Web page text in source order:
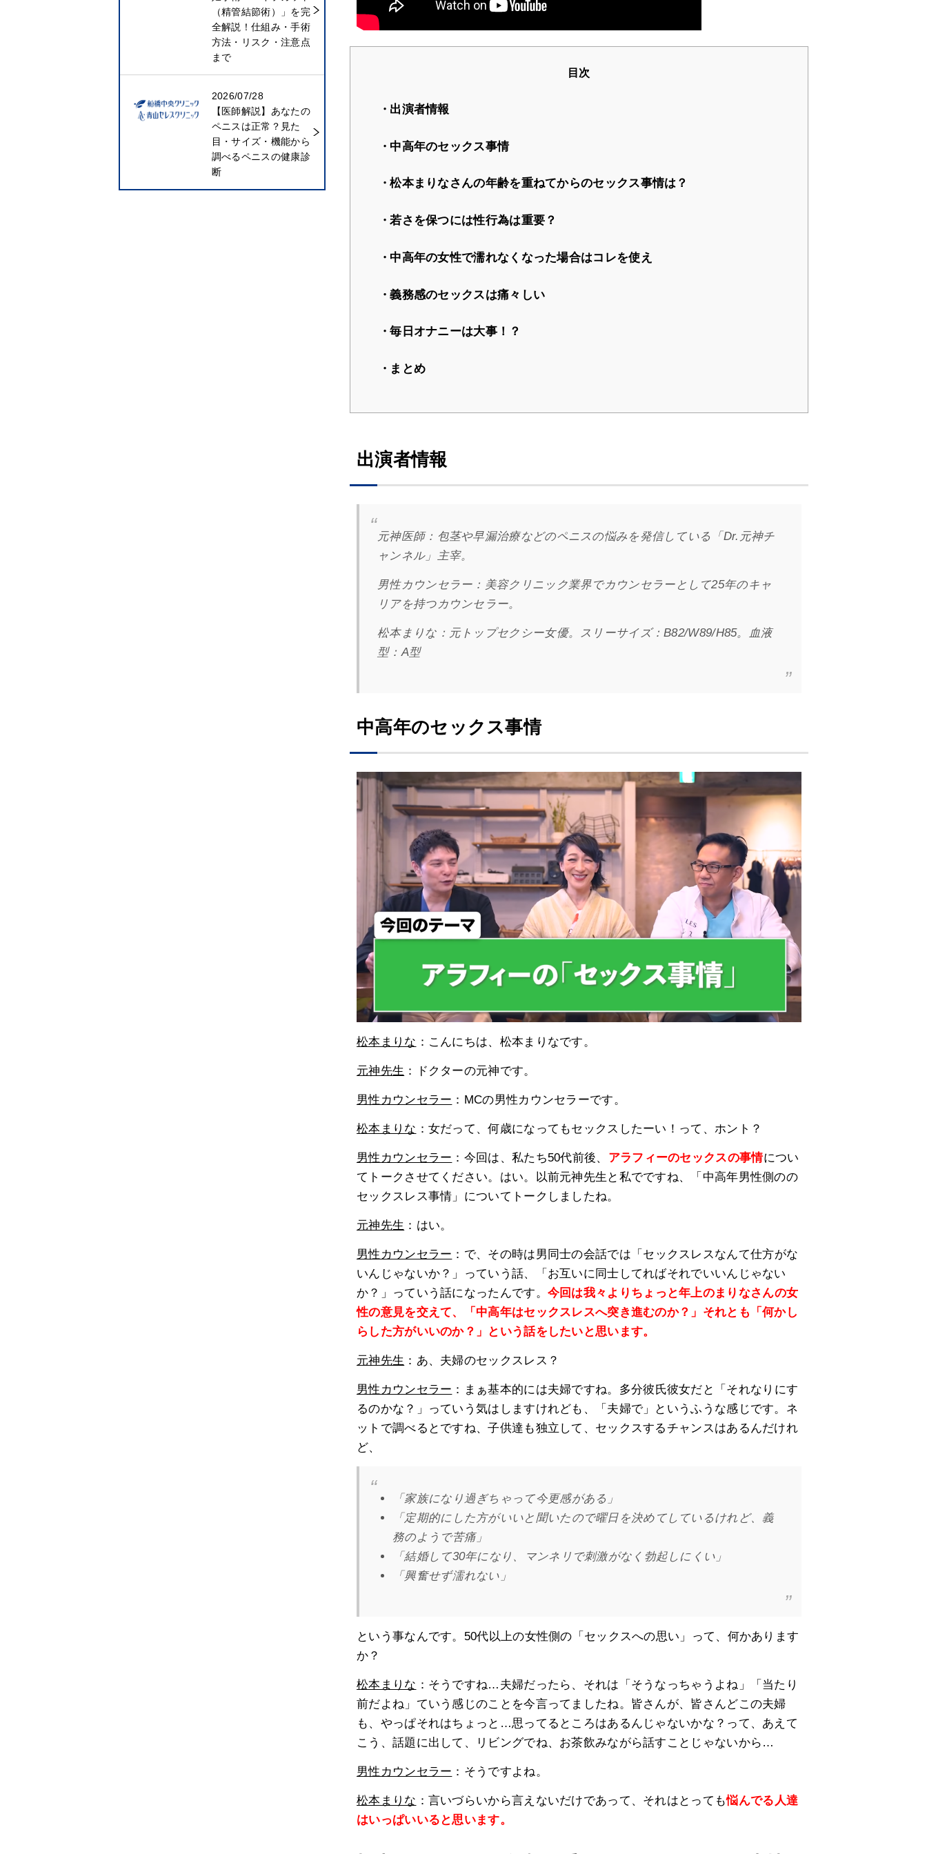
目次
出演者情報
中高年のセックス事情
松本まりなさんの年齢を重ねてからのセックス事情は？
若さを保つには性行為は重要？
中高年の女性で濡れなくなった場合はコレを使え
義務感のセックスは痛々しい
毎日オナニーは大事！？
まとめ
出演者情報
元神医師： 包茎や早漏治療などのペニスの悩みを発信している「Dr.元神チ
ャンネル」主宰。
男性カウンセラー： 美容クリニック業界でカウンセラーとして25年のキャ
リアを持つカウンセラー。
松本まりな：元トップセクシー女優。スリーサイズ：B82/W89/H85。血液
型：A型
中高年のセックス事情
松本まりな ：こんにちは、松本まりなです。
元神先生 ：ドクターの元神です。
男性カウンセラー ：MCの男性カウンセラーです。
松本まりな ：女だって、何歳になってもセックスしたーい！って、ホント？
男性カウンセラー ：今回は、私たち50代前後、 アラフィーのセックスの事情につい
てトークさせてください。はい。以前元神先生と私でですね、「中高年男性側のの
セックスレス事情」についてトークしましたね。
元神先生 ：はい。
男性カウンセラー ：で、その時は男同士の会話では「セックスレスなんて仕方がな
いんじゃないか？」っていう話、「お互いに同士してればそれでいいんじゃない
か？」っていう話になったんです。 今回は我々よりちょっと年上のまりなさんの女
性の意見を交えて、「中高年はセックスレスへ突き進むのか？」それとも「何かし
らした方がいいのか？」という話をしたいと思います。
元神先生 ：あ、夫婦のセックスレス？
男性カウンセラー ：まぁ基本的には夫婦ですね。多分彼氏彼女だと「それなりにす
るのかな？」っていう気はしますけれども、「夫婦で」というふうな感じです。ネ
ットで調べるとですね、子供達も独立して、セックスするチャンスはあるんだけれ
ど、
「家族になり過ぎちゃって今更感がある」
「定期的にした方がいいと聞いたので曜日を決めてしているけれど、義
務のようで苦痛」
「結婚して30年になり、マンネリで刺激がなく勃起しにくい」
「興奮せず濡れない」
という事なんです。50代以上の女性側の「セックスへの思い」って、何かあります
か？
松本まりな ：そうですね…夫婦だったら、それは「そうなっちゃうよね」「当たり
前だよね」ていう感じのことを今言ってましたね。皆さんが、皆さんどこの夫婦
も、やっぱそれはちょっと…思ってるところはあるんじゃないかな？って、あえて
こう、話題に出して、リビングでね、お茶飲みながら話すことじゃないから…
男性カウンセラー ：そうですよね。
松本まりな ：言いづらいから言えないだけであって、それはとっても悩んでる人達
はいっぱいいると思います。
（精管結節術）」を完
全解説！仕組み・手術
方法・リスク・注意点
まで
2026/07/28
【医師解説】あなたの
ペニスは正常？見た
目・サイズ・機能から
調べるペニスの健康診
断